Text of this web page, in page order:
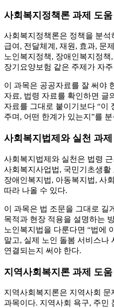
사회복지정책론 과제 도움
사회복지정책론은 정책을 분
급여, 전달체계, 재원, 효과, 문
노인복지정책, 장애인복지정
장기요양보험 같은 주제가 자
이 과목은 공공자료를 잘 써야
자료, 법령 자료를 확인하면 글
자료를 그대로 붙이기보다 “이
주며, 어떤 한계가 있는지”를
사회복지법제와 실천 과
사회복지법제와 실천은 법령
사회복지사업법, 국민기초생활
장애인복지법, 아동복지법, 사
따라 나올 수 있다.
이 과목은 법 조문을 그대로 길
목적과 현장 적용을 설명하는
노인복지법을 다룬다면 “법에
말고, 실제 노인 돌봄 서비스나
연결되는지 써야 한다.
지역사회복지론 과제 도움
지역사회복지론은 지역사회
과목이다. 지역사회 욕구, 주민